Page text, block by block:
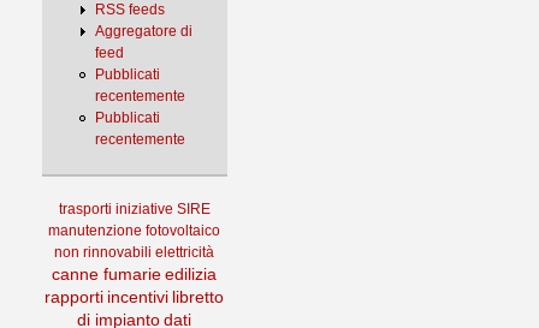
RSS feeds
Aggregatore di
feed
Pubblicati
recentemente
Pubblicati
recentemente
trasporti iniziative SIRE
manutenzione fotovoltaico
non rinnovabili elettricità
canne fumarie edilizia
rapporti incentivi libretto
di impianto dati